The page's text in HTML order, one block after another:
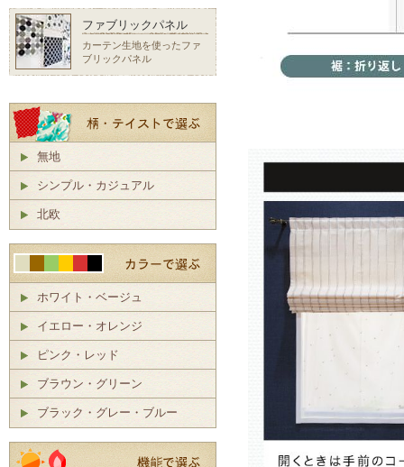
ファブリックパネル
カーテン生地を使ったファ
ブリックパネル
無地
シンプル・カジュアル
北欧
ホワイト・ベージュ
イエロー・オレンジ
ピンク・レッド
ブラウン・グリーン
ブラック・グレー・ブルー